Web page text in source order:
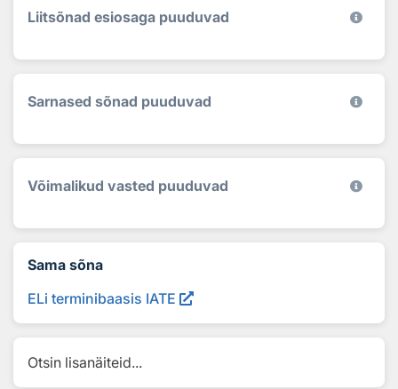
Liitsõnad esiosaga puuduvad
Sarnased sõnad puuduvad
Võimalikud vasted puuduvad
Sama sõna
ELi terminibaasis IATE
Otsin lisanäiteid...